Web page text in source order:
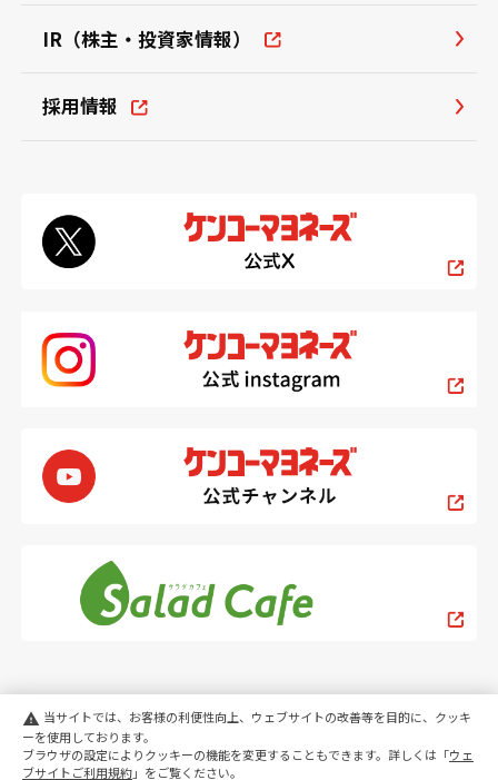
PC スマートフォン
IR（株主・投資家情報）
採用情報
warning 当サイトでは、お客様の利便性向上、ウェブサイトの改善等を目的に、クッキ
ーを使用しております。
ブラウザの設定によりクッキーの機能を変更することもできます。詳しくは「ウェ
ブサイトご利用規約」をご覧ください。